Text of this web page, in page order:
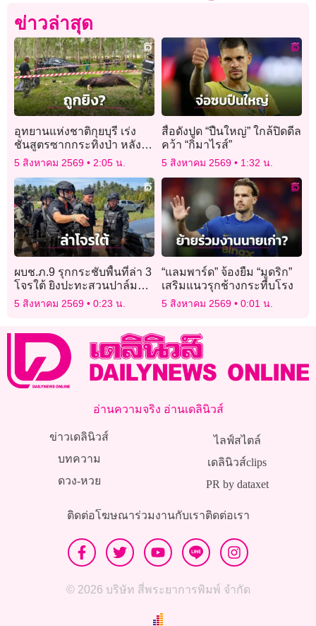
ข่าวล่าสุด
อุทยานแห่งชาติกุยบุรี เร่ง
ชันสูตรซากกระทิงป่า หลัง
พบรอยคล้ายกระสุนปืน
5 สิงหาคม 2569 2:05 น.
สื่อดังปูด “ปืนใหญ่” ใกล้ปิดดีล
คว้า “กิมาไรส์”
5 สิงหาคม 2569 1:32 น.
ผบช.ภ.9 รุกกระชับพื้นที่ล่า 3
โจรใต้ ยิงปะทะสวนปาล์ม
เผยคุมตัวซักถามแล้ว 11
5 สิงหาคม 2569 0:23 น.
“แลมพาร์ด” จ้องยืม “มูดริก”
เสริมแนวรุกช้างกระทืบโรง
5 สิงหาคม 2569 0:01 น.
อ่านความจริง อ่านเดลินิวส์
ข่าวเดลินิวส์
บทความ
ดวง-หวย
ไลฟ์สไตล์
เดลินิวส์clips
PR by dataxet
ติดต่อโฆษณาร่วมงานกับเราติดต่อเรา
© 2026 บริษัท สี่พระยาการพิมพ์ จำกัด